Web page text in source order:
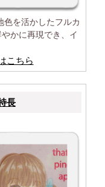
色を活かしたフルカ
かに再現でき、イ
こちら
長